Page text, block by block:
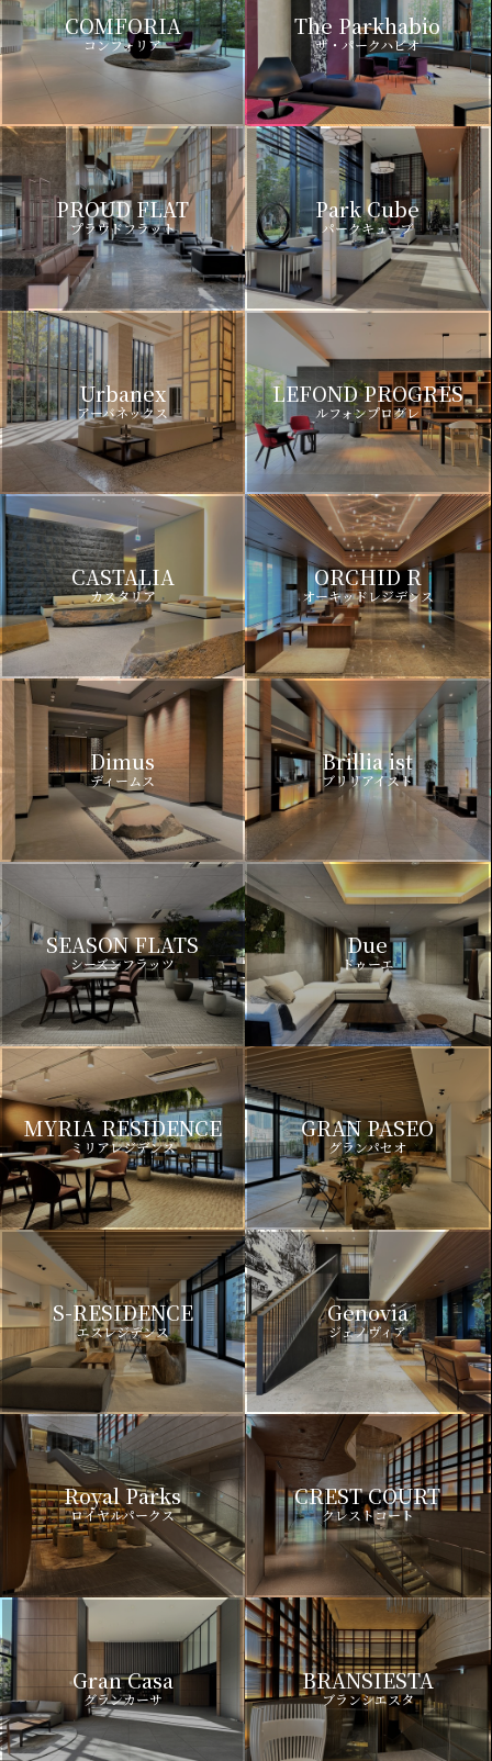
COMFORIA
コンフォリア
The Parkhabio
ザ・パークハビオ
PROUD FLAT
プラウドフラット
Park Cube
パークキューブ
Urbanex
アーバネックス
LEFOND PROGRES
ルフォンプログレ
CASTALIA
カスタリア
ORCHID R
オーキッドレジデンス
Dimus
ディームス
Brillia ist
ブリリアイスト
SEASON FLATS
シーズンフラッツ
Due
ドゥーエ
MYRIA RESIDENCE
ミリアレジデンス
GRAN PASEO
グランパセオ
S-RESIDENCE
エスレジデンス
Genovia
ジェノヴィア
Royal Parks
ロイヤルパークス
CREST COURT
クレストコート
Gran Casa
グランカーサ
BRANSIESTA
ブランシエスタ